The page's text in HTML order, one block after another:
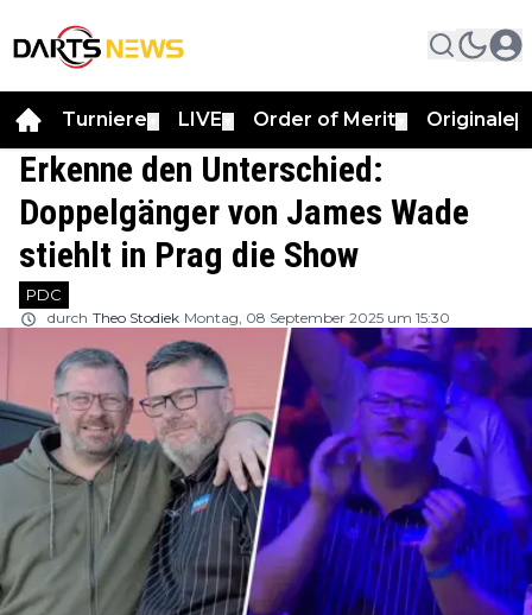
Turniere LIVE Order of Merit Originale
Erkenne den Unterschied:
Doppelgänger von James Wade
stiehlt in Prag die Show
PDC
durch Theo Stodiek Montag, 08 September 2025 um 15:30